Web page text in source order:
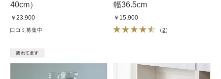
40cm）
￥23,900
口コミ募集中
幅36.5cm
￥15,900
（2）